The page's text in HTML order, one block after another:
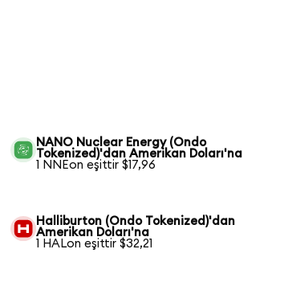
NANO Nuclear Energy (Ondo
Tokenized)'dan Amerikan Doları'na
1 NNEon eşittir $17,96
Halliburton (Ondo Tokenized)'dan
Amerikan Doları'na
1 HALon eşittir $32,21